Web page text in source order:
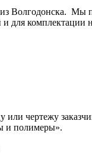
Волгодонска. Мы
для комплектации
или чертежу
и полимеры».